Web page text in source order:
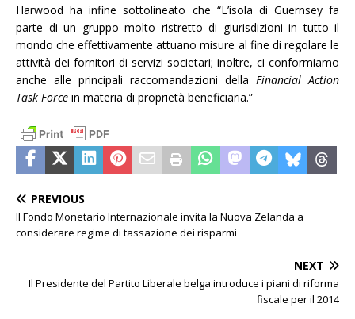
Harwood ha infine sottolineato che “L’isola di Guernsey fa
parte di un gruppo molto ristretto di giurisdizioni in tutto il
mondo che effettivamente attuano misure al fine di regolare le
attività dei fornitori di servizi societari; inoltre, ci conformiamo
anche alle principali raccomandazioni della Financial Action
Task Force in materia di proprietà beneficiaria.”
PREVIOUS
Il Fondo Monetario Internazionale invita la Nuova Zelanda a
considerare regime di tassazione dei risparmi
NEXT
Il Presidente del Partito Liberale belga introduce i piani di riforma
fiscale per il 2014